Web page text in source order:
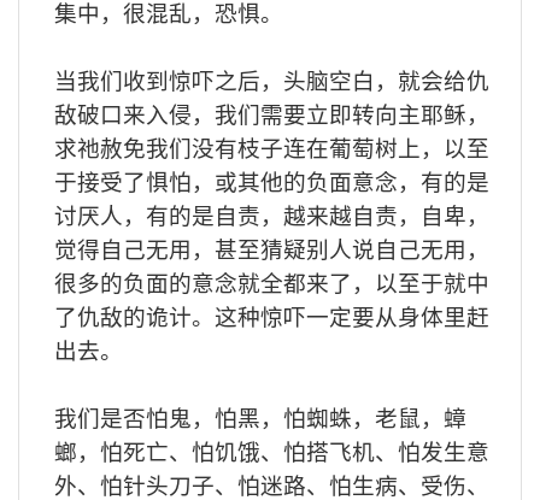
集中，很混乱，恐惧。
当我们收到惊吓之后，头脑空白，就会给仇
敌破口来入侵，我们需要立即转向主耶稣，
求祂赦免我们没有枝子连在葡萄树上，以至
于接受了惧怕，或其他的负面意念，有的是
讨厌人，有的是自责，越来越自责，自卑，
觉得自己无用，甚至猜疑别人说自己无用，
很多的负面的意念就全都来了，以至于就中
了仇敌的诡计。这种惊吓一定要从身体里赶
出去。
我们是否怕鬼，怕黑，怕蜘蛛，老鼠，蟑
螂，怕死亡、怕饥饿、怕搭飞机、怕发生意
外、怕针头刀子、怕迷路、怕生病、受伤、